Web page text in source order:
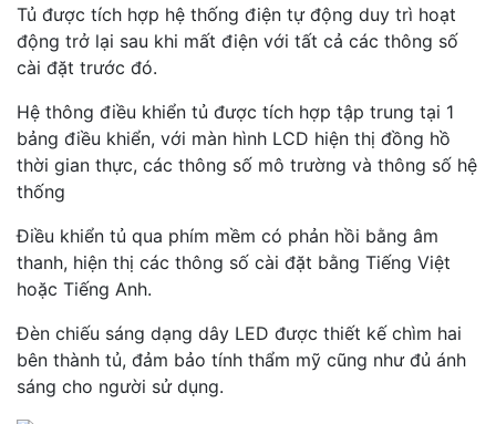
Tủ được tích hợp hệ thống điện tự động duy trì hoạt
động trở lại sau khi mất điện với tất cả các thông số
cài đặt trước đó.
Hệ thông điều khiển tủ được tích hợp tập trung tại 1
bảng điều khiển, với màn hình LCD hiện thị đồng hồ
thời gian thực, các thông số mô trường và thông số hệ
thống
Điều khiển tủ qua phím mềm có phản hồi bằng âm
thanh, hiện thị các thông số cài đặt bằng Tiếng Việt
hoặc Tiếng Anh.
Đèn chiếu sáng dạng dây LED được thiết kế chìm hai
bên thành tủ, đảm bảo tính thẩm mỹ cũng như đủ ánh
sáng cho người sử dụng.